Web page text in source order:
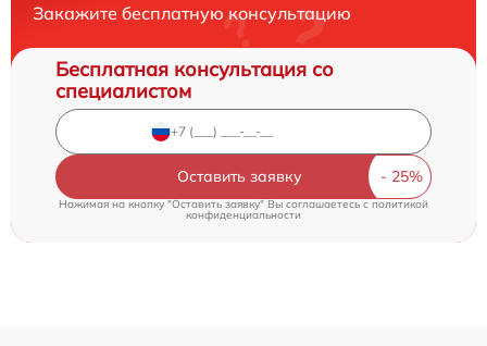
Закажите бесплатную консультацию
Бесплатная консультация со
специалистом
Оставить заявку
Нажимая на кнопку "Оставить заявку" Вы соглашаетесь cполитикой
конфиденциальности